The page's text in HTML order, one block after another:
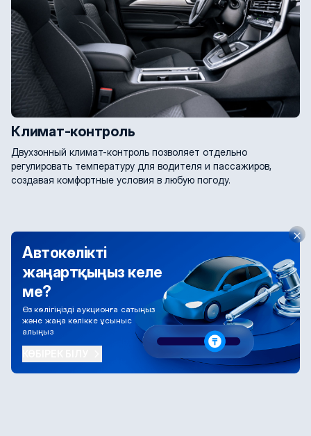
Климат-контроль
Двухзонный климат-контроль позволяет отдельно
регулировать температуру для водителя и пассажиров,
создавая комфортные условия в любую погоду.
Автокөлікті
жаңартқыңыз келе
ме?
Өз көлігіңізді аукционға сатыңыз
және жаңа көлікке ұсыныс
алыңыз